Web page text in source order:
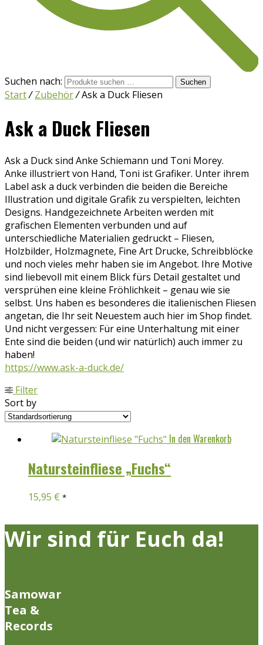
Suchen nach: Suchen
Start/ Zubehör/Ask a Duck Fliesen
Ask a Duck Fliesen
Ask a Duck sind Anke Schiemann und Toni Morey.
Anke illustriert von Hand, Toni ist Grafiker. Unter ihrem
Label ask a duck verbinden die beiden die Bereiche
Illustration und digitale Grafik zu verspielten, leichten
Designs. Handgezeichnete Arbeiten werden mit
grafischen Elementen verbunden und auf
unterschiedliche Materialien gedruckt – Fliesen,
Holzbilder, Holzmagnete, Fine Art Drucke, Schreibblöcke
und noch vieles mehr haben sie im Angebot. Ihre Motive
sind liebevoll mit einem Blick fürs Detail gestaltet und
versprühen eine kleine Fröhlichkeit – genau wie sie
selbst. Uns haben es besonderes die italienischen Fliesen
angetan, die Ihr seit Neuestem auch hier im Shop findet.
Und nicht vergessen: Für eine Unterhaltung mit einer
Ente sind die beiden (und wir natürlich) auch immer zu
haben!
https://www.ask-a-duck.de/
Filter
Sort by
In den Warenkorb
Natursteinfliese „Fuchs“
15,95 € *
Wir sind für Euch da!
Samowar
Tea &
Records